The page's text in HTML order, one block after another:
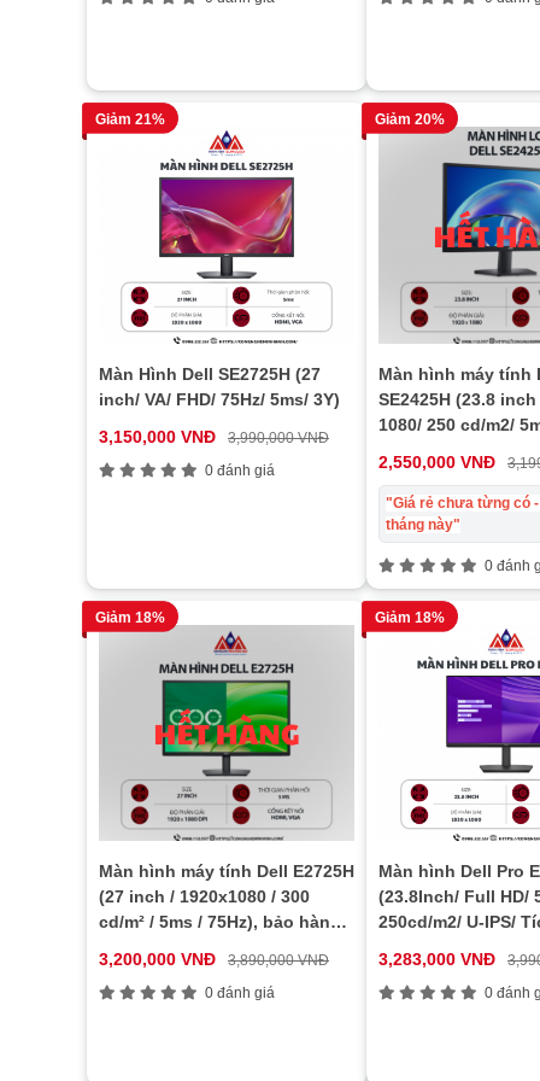
Giảm 21%
Màn Hình Dell SE2725H (27
inch/ VA/ FHD/ 75Hz/ 5ms/ 3Y)
3,150,000 VNĐ
3,990,000 VNĐ
0 đánh giá
Giảm 20%
Màn hình máy tính
SE2425H (23.8
1080/ 250 cd/m2/
2,550,000 VNĐ
"Giá rẻ chưa từng có
tháng này"
0 đánh
Giảm 18%
Màn hình máy tính Dell E2725H
(27 inch / 1920x1080 / 300
cd/m² / 5ms / 75Hz), bảo hành
3,200,000 VNĐ
3,890,000 VNĐ
0 đánh giá
Giảm 18%
Màn hình Dell Pro
(23.8Inch/ Full HD/
250cd/m2/ U-IPS/
3,283,000 VNĐ
0 đánh